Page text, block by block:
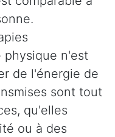
physique n'est
de l'énergie de
sont tout
qu'elles
ou à des